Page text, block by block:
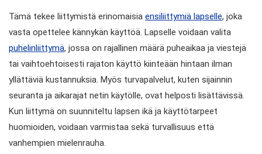
Tämä tekee liittymistä erinomaisia ensiliittymiä lapselle, joka
vasta opettelee kännykän käyttöä. Lapselle voidaan valita
puhelinliittymä, jossa on rajallinen määrä puheaikaa ja viestejä
tai vaihtoehtoisesti rajaton käyttö kiinteään hintaan ilman
yllättäviä kustannuksia. Myös turvapalvelut, kuten sijainnin
seuranta ja aikarajat netin käytölle, ovat helposti lisättävissä.
Kun liittymä on suunniteltu lapsen ikä ja käyttötarpeet
huomioiden, voidaan varmistaa sekä turvallisuus että
vanhempien mielenrauha.